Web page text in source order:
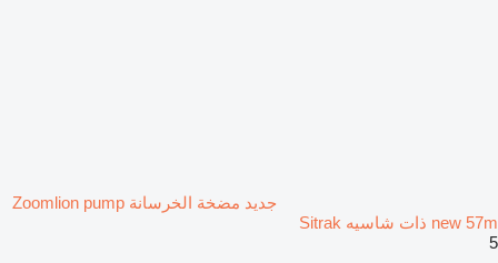
جديد مضخة الخرسانة Zoomlion pump
new 57m ذات شاسيه Sitrak
5